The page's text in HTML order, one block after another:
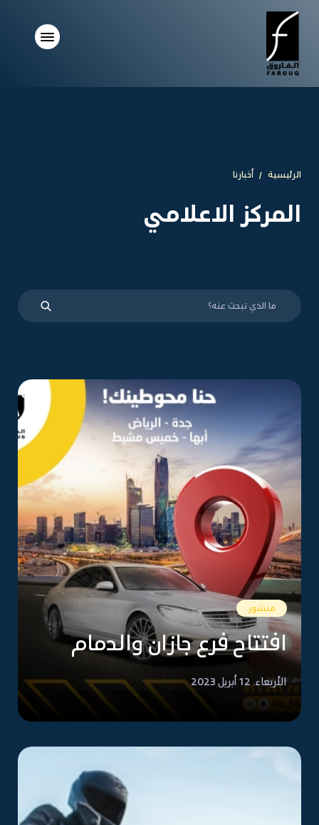
الرئيسية أخبارنا
المركز الاعلامي
منشور
افتتاح فرع جازان والدمام
الأربعاء. 12 أبريل 2023